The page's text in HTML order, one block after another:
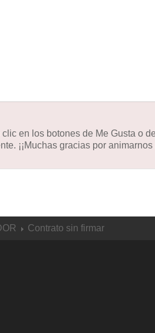
en los botones de Me Gusta o
¡¡Muchas gracias por animarnos
Contrato sin firmar